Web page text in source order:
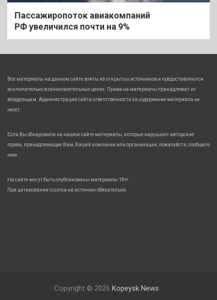
Пассажиропоток авиакомпаний
РФ увеличился почти на 9%
Все материалы на данном сайте взяты из открытых источников и предоставляются
исключительно в ознакомительных целях. Права на материалы принадлежат их
владельцам. Администрация сайта ответственности за содержание материала не
несет.
Если Вы обнаружили на нашем сайте материалы, которые нарушают авторские
права, принадлежащие Вам, Вашей компании или организации, пожалуйста, сообщите
нам.
На сайте могут быть опубликованы материалы 18+!
При цитировании ссылка на источник обязательна.
Copyright © 2026 Kopeysk News